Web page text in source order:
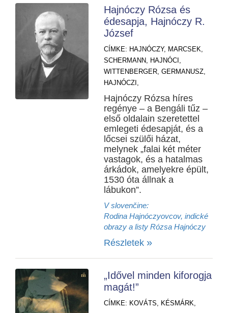
Hajnóczy Rózsa és
édesapja, Hajnóczy R.
József
CÍMKE: HAJNÓCZY, MARCSEK,
SCHERMANN, HAJNÓCI,
WITTENBERGER,GERMANUSZ,
HAJNÓCZI,
Hajnóczy Rózsa híres
regénye – a Bengáli tűz –
első oldalain szeretettel
emlegeti édesapját, és a
lőcsei szülői házat,
melynek „falai két méter
vastagok, és a hatalmas
árkádok, amelyekre épült,
1530 óta állnak a
lábukon”.
V slovenčine:
Rodina Hajnóczyovcov, indické
obrazy a listy Rózsa Hajnóczy
Részletek »
„Idővel minden kiforogja
magát!”
CÍMKE: KOVÁTS, KÉSMÁRK,